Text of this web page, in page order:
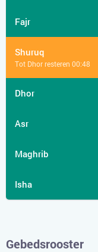
Fajr
Shuruq
Tot Dhor resteren 00:48
Dhor
Asr
Maghrib
Isha
Gebedsrooster